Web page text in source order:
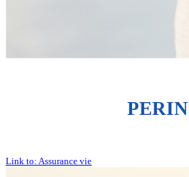
PERIN
Link to: Assurance vie